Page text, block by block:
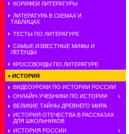
КОРИФЕИ ЛИТЕРАТУРЫ
ЛИТЕРАТУРА В СХЕМАХ И
ТАБЛИЦАХ
ТЕСТЫ ПО ЛИТЕРАТУРЕ
САМЫЕ ИЗВЕСТНЫЕ МИФЫ И
ЛЕГЕНДЫ
КРОССВОРДЫ ПО ЛИТЕРАТУРЕ
» ИСТОРИЯ
ВИДЕОУРОКИ ПО ИСТОРИИ РОССИИ
ОНЛАЙН-УЧЕБНИКИ ПО ИСТОРИИ
ВЕЛИКИЕ ТАЙНЫ ДРЕВНЕГО МИРА
ИСТОРИЯ ОТЕЧЕСТВА В РАССКАЗАХ
ДЛЯ ШКОЛЬНИКОВ
ИСТОРИЯ РОССИИ